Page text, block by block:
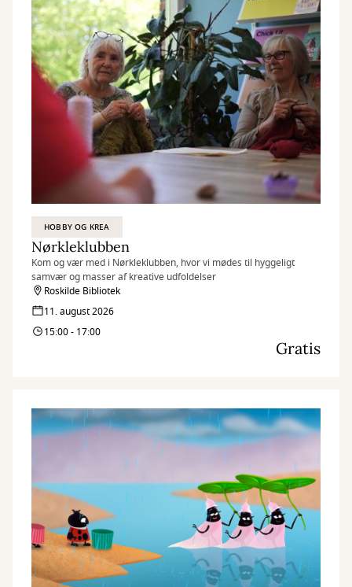
HOBBY OG KREA
Nørkleklubben
Kom og vær med i Nørkleklubben, hvor vi mødes til hyggeligt
samvær og masser af kreative udfoldelser
Roskilde Bibliotek
11. august 2026
15:00 - 17:00
Gratis